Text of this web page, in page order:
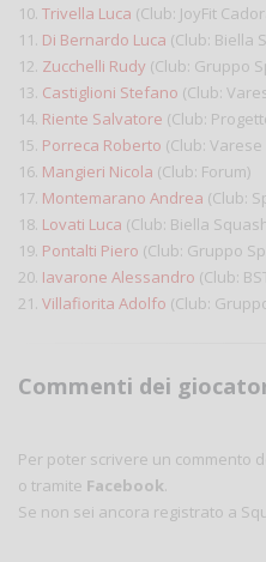
10. Trivella Luca (Club: JoyFit
11. Di Bernardo Luca (Club: Biella
12. Zucchelli Rudy (Club: Gruppo
13. Castiglioni Stefano (Club:
14. Riente Salvatore (Club:
15. Porreca Roberto (Club:
16. Mangieri Nicola (Club: Forum)
17. Montemarano Andrea (Club:
18. Lovati Luca (Club: Biella
19. Pontalti Piero (Club: Gruppo
20. Iavarone Alessandro (Club:
21. Villafiorita Adolfo (Club:
Commenti dei
Per poter scrivere un commento
o tramite Facebook.
Se non sei ancora registrato a